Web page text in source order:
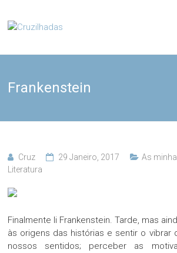
content
Cruzilhadas
Frankenstein
Cruz 29 Janeiro, 2017 As
Literatura
Finalmente li Frankenstein. Tarde, mas
às origens das histórias e sentir o vibrar
nossos sentidos; perceber as